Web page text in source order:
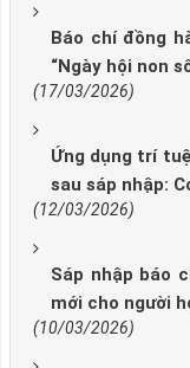
Báo chí đồng
“Ngày hội non
(17/03/2026)
Ứng dụng trí
sau sáp nhập:
(12/03/2026)
Sáp nhập báo
mới cho người
(10/03/2026)